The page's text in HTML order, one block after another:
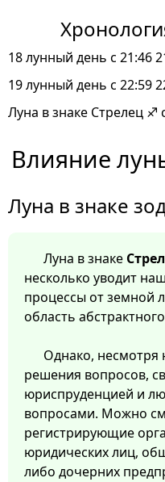
18 лунный день с 21:46
19 лунный день с 22:59
Луна в знаке Стрелец ♐
Влияние
Луна в знаке
Луна в знаке
несколько уводит
процессы от земной
область
Однако, несмотря
решения вопросов,
юриспруденцией и
вопросами. Можно
регистрирующие
юридических лиц,
либо дочерних